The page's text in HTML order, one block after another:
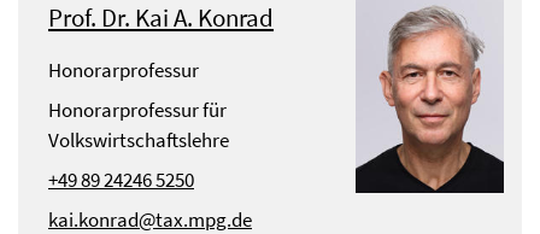
Prof. Dr. Kai A. Konrad
Honorarprofessur
Honorarprofessur für
Volkswirtschaftslehre
+49 89 24246 5250
kai.konrad@tax.mpg.de